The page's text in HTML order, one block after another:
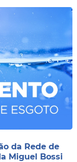
da Rede de
Miguel Bossi